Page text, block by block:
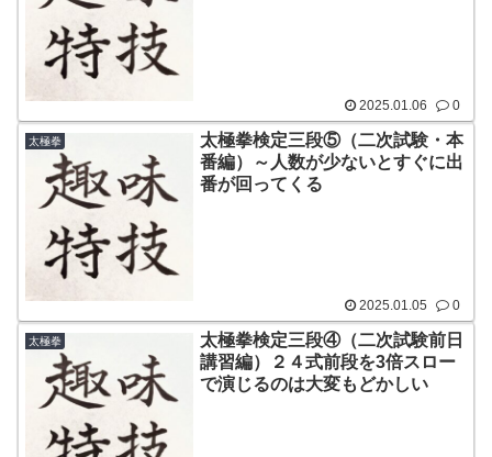
2025.01.06 0
太極拳
太極拳検定三段⑤（二次試験・本
番編）～人数が少ないとすぐに出
番が回ってくる
2025.01.05 0
太極拳
太極拳検定三段④（二次試験前日
講習編）２４式前段を3倍スロー
で演じるのは大変もどかしい